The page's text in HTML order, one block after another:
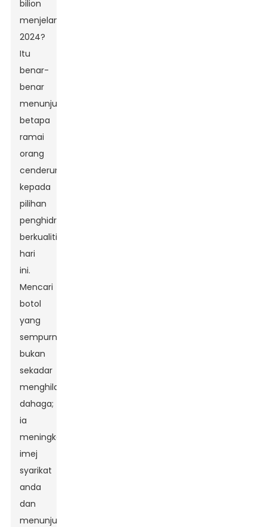
bilion
menjelang
2024?
Itu
benar-
benar
menunjukkan
betapa
ramai
orang
cenderung
kepada
pilihan
penghidratan
berkualiti
hari
ini.
Mencari
botol
yang
sempurna
bukan
sekadar
menghilangkan
dahaga;
ia
meningkatkan
imej
syarikat
anda
dan
menunjukkan